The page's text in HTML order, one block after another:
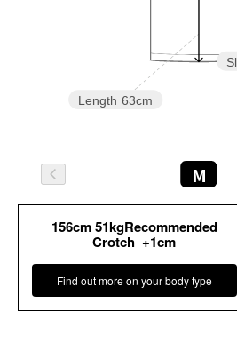
Length 63cm
M
156cm 51kgRecommended
Crotch +1cm
Find out more on your body type